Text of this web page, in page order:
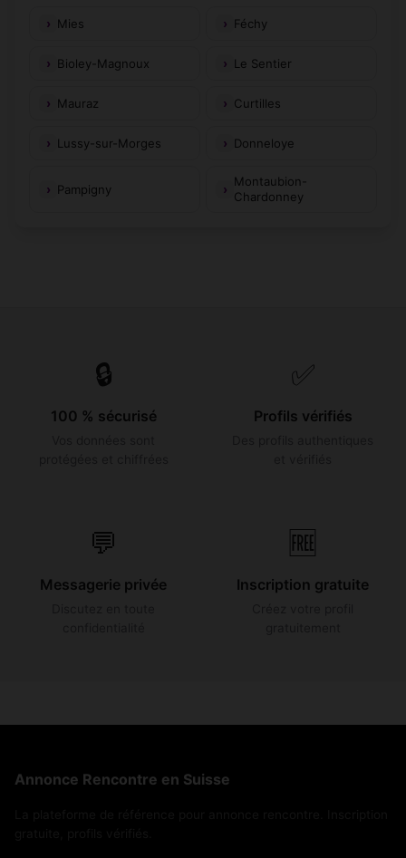
Mies Féchy
Bioley-Magnoux Le Sentier
Mauraz Curtilles
Lussy-sur-Morges Donneloye
Pampigny
Montaubion-
Chardonney
🔒
100 % sécurisé
✅
Profils vérifiés
💬
Messagerie privée
🆓
Inscription gratuite
Annonce Rencontre en Suisse